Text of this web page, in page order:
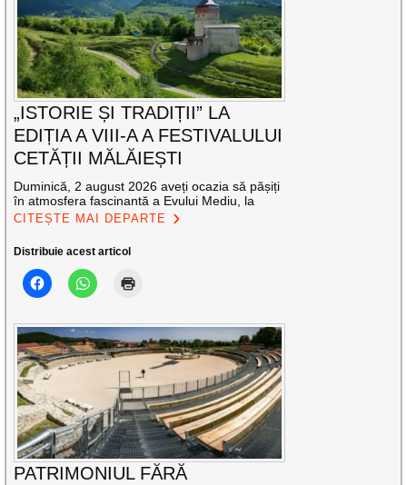
„ISTORIE ȘI TRADIȚII” LA
EDIȚIA A VIII-A A FESTIVALULUI
CETĂȚII MĂLĂIEȘTI
Duminică, 2 august 2026 aveți ocazia să pășiți
în atmosfera fascinantă a Evului Mediu, la
CITEȘTE MAI DEPARTE
Distribuie acest articol
PATRIMONIUL FĂRĂ